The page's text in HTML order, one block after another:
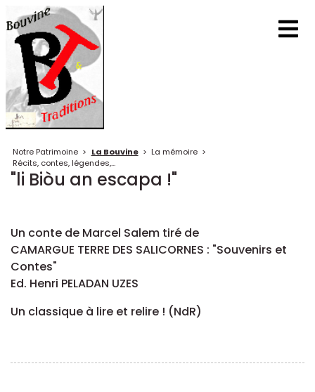
Notre Patrimoine > La Bouvine > La mémoire >
Récits, contes, légendes,...
"li Biòu an escapa !"
Un conte de Marcel Salem tiré de
CAMARGUE TERRE DES SALICORNES : "Souvenirs et
Contes"
Ed. Henri PELADAN UZES
Un classique à lire et relire ! (NdR)